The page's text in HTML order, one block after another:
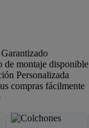
de montaje disponible
Personalizada
compras fácilmente